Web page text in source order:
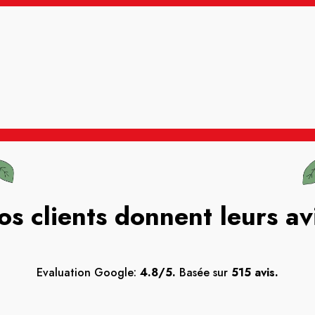
clients donnent leurs
Evaluation Google: 4.8/5. Basée sur 515 avis.